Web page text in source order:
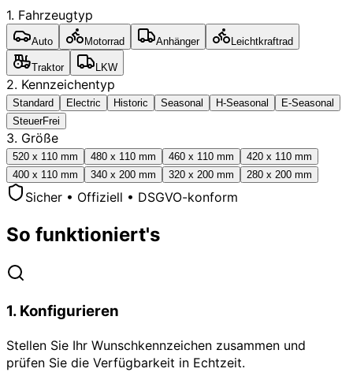
1. Fahrzeugtyp
Auto Motorrad Anhänger Leichtkraftrad
Traktor LKW
2. Kennzeichentyp
Standard Electric Historic Seasonal H-Seasonal
E-Seasonal
SteuerFrei
3. Größe
520 x 110 mm 480 x 110 mm 460 x 110 mm
420 x 110 mm
400 x 110 mm
340 x 200 mm 320 x 200 mm 280 x 200 mm
Sicher • Offiziell • DSGVO-konform
So funktioniert's
1. Konfigurieren
Stellen Sie Ihr Wunschkennzeichen zusammen und
prüfen Sie die Verfügbarkeit in Echtzeit.